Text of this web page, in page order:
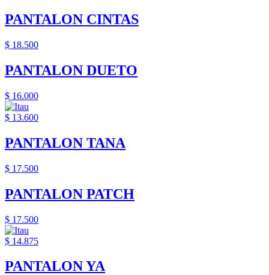
PANTALON CINTAS
$ 18.500
PANTALON DUETO
$ 16.000
$ 13.600
PANTALON TANA
$ 17.500
PANTALON PATCH
$ 17.500
$ 14.875
PANTALON YA